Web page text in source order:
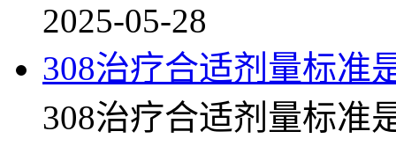
2025-05-28
308治疗合适剂量标准
308治疗合适剂量标准